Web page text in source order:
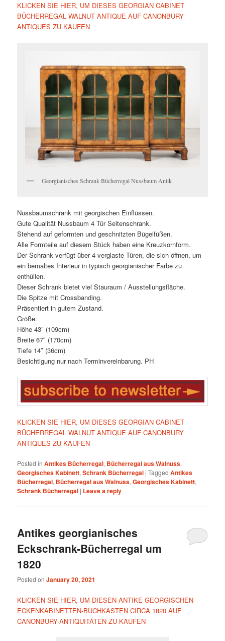
KLICKEN SIE HIER, UM DIESES GEORGIAN CABINET
BÜCHERREGAL WALNUT ANTIQUE AUF CANONBURY
ANTIQUES ZU KAUFEN
Georgianisches Schrank Bücherregal Nussbaum Antik
Nussbaumschrank mit georgischen Einflüssen.
Gute Qualität Nussbaum 4 Tür Seitenschrank.
Stehend auf geformten und geschnitzten Bügelfüßen.
Alle Formteile auf diesem Stück haben eine Kreuzkornform.
Der Schrank verfügt über 4 verglaste Türen, die sich öffnen, um
ein bemaltes Interieur in typisch georgianischer Farbe zu
enthüllen.
Dieser Schrank bietet viel Stauraum / Ausstellungsfläche.
Die Spitze mit Crossbanding.
Präsentiert in gutem Zustand.
Größe:
Höhe 43″ (109cm)
Breite 67″ (170cm)
Tiefe 14″ (36cm)
Besichtigung nur nach Terminvereinbarung. PH
KLICKEN SIE HIER, UM DIESES GEORGIAN CABINET
BÜCHERREGAL WALNUT ANTIQUE AUF CANONBURY
ANTIQUES ZU KAUFEN
Posted in Antikes Bücherregal, Bücherregal aus Walnuss,
Georgisches Kabinett,Schrank Bücherregal |Tagged Antikes
Bücherregal, Bücherregal aus Walnuss,Georgisches Kabinett,
Schrank Bücherregal | Leave a reply
Antikes georgianisches
Eckschrank-Bücherregal um
1820
Posted onJanuary 20, 2021
KLICKEN SIE HIER, UM DIESEN ANTIKE GEORGISCHEN
ECKENKABINETTEN-BUCHKASTEN CIRCA 1820 AUF
CANONBURY-ANTIQUITÄTEN ZU KAUFEN